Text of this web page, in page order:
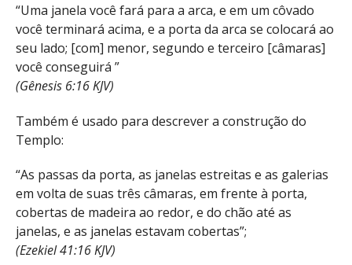
“Uma janela você fará para a arca, e em um côvado
você terminará acima, e a porta da arca se colocará ao
seu lado; [com] menor, segundo e terceiro [câmaras]
você conseguirá ”
(Gênesis 6:16 KJV)
Também é usado para descrever a construção do
Templo:
“As passas da porta, as janelas estreitas e as galerias
em volta de suas três câmaras, em frente à porta,
cobertas de madeira ao redor, e do chão até as
janelas, e as janelas estavam cobertas”;
(Ezekiel 41:16 KJV)